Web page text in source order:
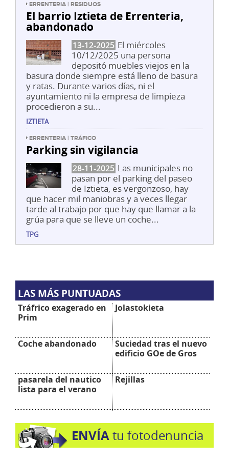
ERRENTERIA | RESIDUOS
El barrio Iztieta de Errenteria,
abandonado
13-12-2025 El miércoles
10/12/2025 una persona
depositó muebles viejos en la
basura donde siempre está lleno de basura
y ratas. Durante varios días, ni el
ayuntamiento ni la empresa de limpieza
procedieron a su...
IZTIETA
ERRENTERIA | TRÁFICO
Parking sin vigilancia
28-11-2025 Las municipales no
pasan por el parking del paseo
de Iztieta, es vergonzoso, hay
que hacer mil maniobras y a veces llegar
tarde al trabajo por que hay que llamar a la
grúa para que se lleve un coche...
TPG
LAS MÁS PUNTUADAS
Tráfrico exagerado en
Prim
Jolastokieta
Coche abandonado
Suciedad tras el nuevo
edificio GOe de Gros
pasarela del nautico
lista para el verano
Rejillas
ENVÍAtu fotodenuncia